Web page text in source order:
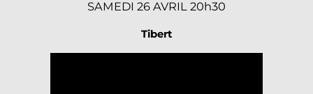
SAMEDI 26 AVRIL 20h30
Tibert